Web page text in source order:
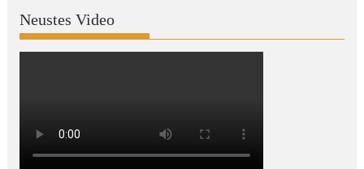
Neustes Video